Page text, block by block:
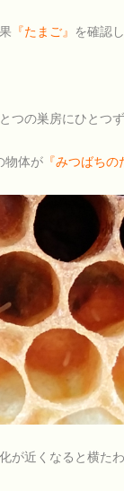
『たまご』 を確認
つの巣房にひとつ
物体が 『みつばちの
が近くなると横た